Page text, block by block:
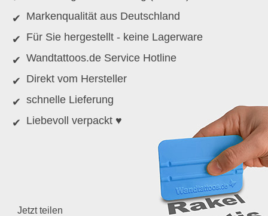
Markenqualität aus Deutschland
Für Sie hergestellt - keine Lagerware
Wandtattoos.de Service Hotline
Direkt vom Hersteller
schnelle Lieferung
Liebevoll verpackt ♥
Jetzt teilen